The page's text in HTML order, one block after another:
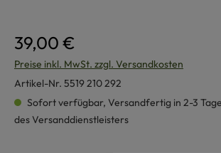
39,00 €
Preise inkl. MwSt. zzgl. Versandkosten
Artikel-Nr. 5519 210 292
Sofort verfügbar, Versandfertig in 2-3
des Versanddienstleisters